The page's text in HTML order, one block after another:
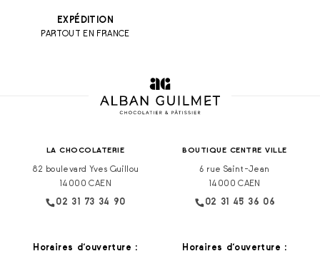
EXPÉDITION
PARTOUT EN FRANCE
LA CHOCOLATERIE
82 boulevard Yves Guillou
14000 CAEN
02 31 73 34 90
Horaires d‘ouverture :
BOUTIQUE CENTRE VILLE
6 rue Saint-Jean
14000 CAEN
02 31 45 36 06
Horaires d‘ouverture :